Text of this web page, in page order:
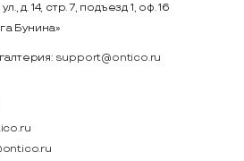
д. 14, стр. 7, подъезд 1, оф. 16
Бунина»
support@ontico.ru